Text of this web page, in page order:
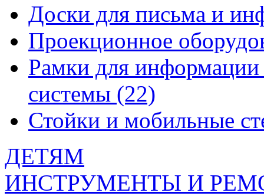
Доски для письма и
Проекционное
Рамки для
системы (22)
Стойки и мобильные
ДЕТЯМ
ИНСТРУМЕНТЫ И